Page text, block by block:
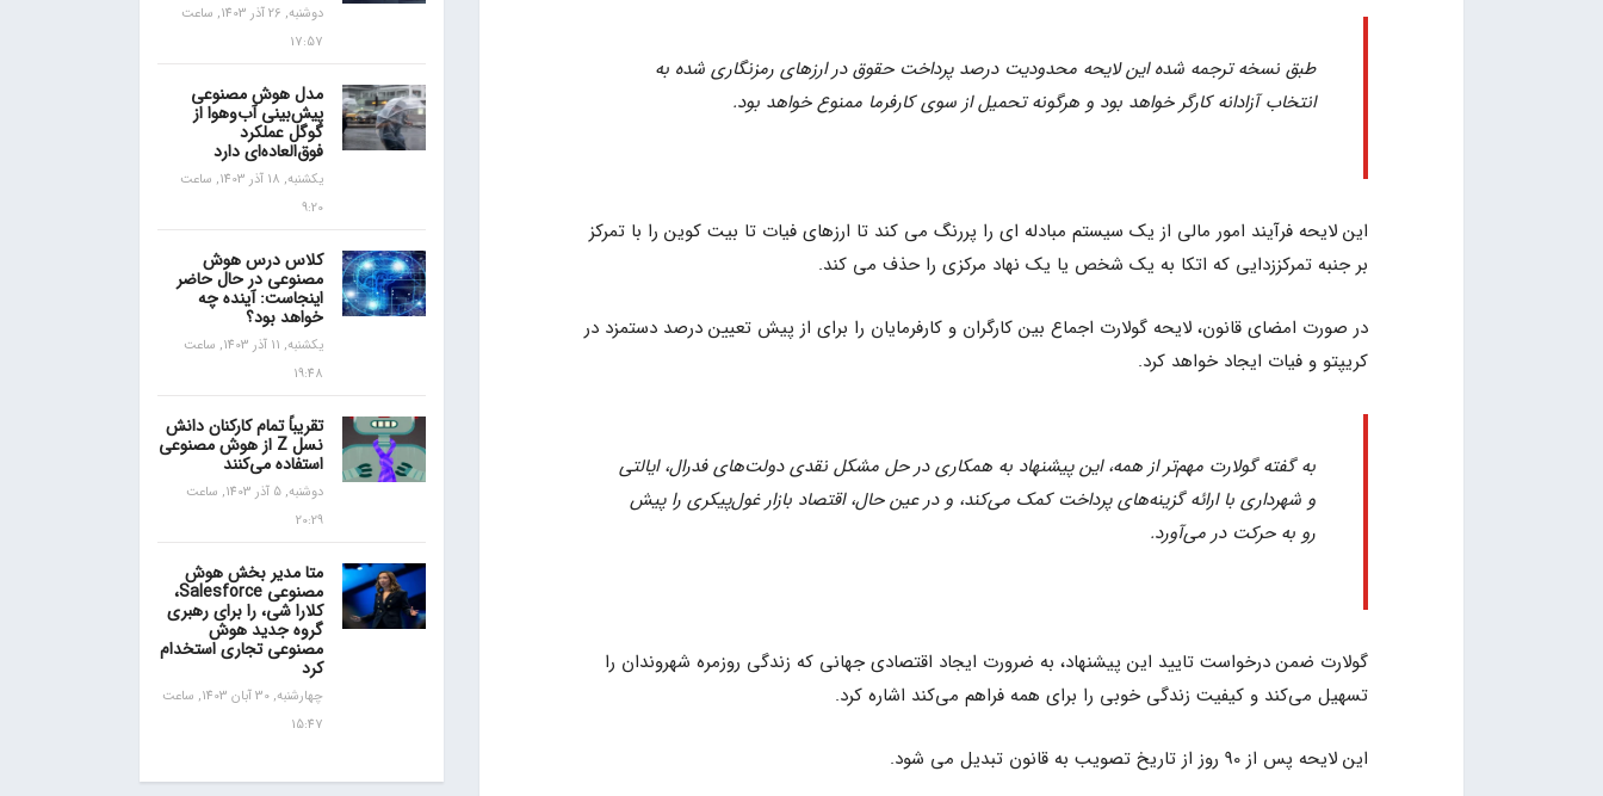
طبق نسخه ترجمه شده این لایحه محدودیت درصد پرداخت حقوق در ارزهای رمزنگاری شده به
انتخاب آزادانه کارگر خواهد بود و هرگونه تحمیل از سوی کارفرما ممنوع خواهد بود.
این لایحه فرآیند امور مالی از یک سیستم مبادله ای را پررنگ می کند تا ارزهای فیات تا بیت کوین را با تمرکز
بر جنبه تمرکززدایی که اتکا به یک شخص یا یک نهاد مرکزی را حذف می کند.
در صورت امضای قانون، لایحه گولارت اجماع بین کارگران و کارفرمایان را برای از پیش تعیین درصد دستمزد در
کریپتو و فیات ایجاد خواهد کرد.
به گفته گولارت مهم‌تر از همه، این پیشنهاد به همکاری در حل مشکل نقدی دولت‌های فدرال، ایالتی
و شهرداری با ارائه گزینه‌های پرداخت کمک می‌کند، و در عین حال، اقتصاد بازار غول‌پیکری را پیش
رو به حرکت در می‌آورد.
گولارت ضمن درخواست تایید این پیشنهاد، به ضرورت ایجاد اقتصادی جهانی که زندگی روزمره شهروندان را
تسهیل می‌کند و کیفیت زندگی خوبی را برای همه فراهم می‌کند اشاره کرد.
این لایحه پس از 90 روز از تاریخ تصویب به قانون تبدیل می شود.
دوشنبه, 26 آذر 1403, ساعت
17:57
مدل هوش مصنوعی
پیش‌بینی آب‌و‌هوا از
گوگل عملکرد
فوق‌العاده‌ای دارد
یکشنبه, 18 آذر 1403, ساعت
9:20
کلاس درس هوش
مصنوعی در حال حاضر
اینجاست: آینده چه
خواهد بود؟
یکشنبه, 11 آذر 1403, ساعت
19:48
تقریباً تمام کارکنان دانش
نسل Z از هوش مصنوعی
استفاده می‌کنند
دوشنبه, 5 آذر 1403, ساعت
20:29
متا مدیر بخش هوش
مصنوعی Salesforce،
کلارا شی، را برای رهبری
گروه جدید هوش
مصنوعی تجاری استخدام
کرد
چهارشنبه, 30 آبان 1403, ساعت
15:47